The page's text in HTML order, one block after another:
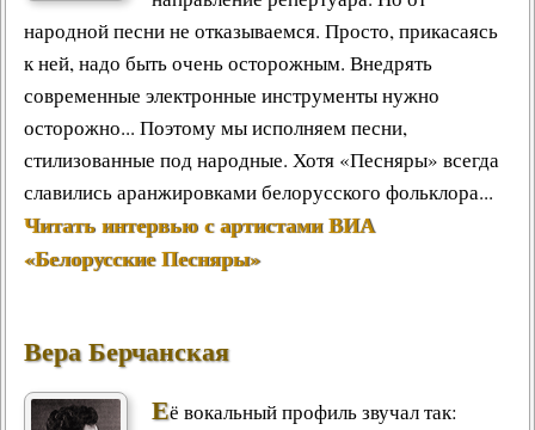
народной песни не отказываемся. Просто, прикасаясь
к ней, надо быть очень осторожным. Внедрять
современные электронные инструменты нужно
осторожно... Поэтому мы исполняем песни,
стилизованные под народные. Хотя «Песняры» всегда
славились аранжировками белорусского фольклора...
Читать интервью с артистами ВИА
«Белорусские Песняры»
Вера Берчанская
Её вокальный профиль звучал так: